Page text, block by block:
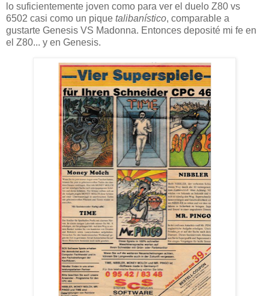
lo suficientemente joven como para ver el duelo Z80 vs
6502 casi como un pique talibanístico, comparable a
gustarte Genesis VS Madonna. Entonces deposité mi fe en
el Z80... y en Genesis.